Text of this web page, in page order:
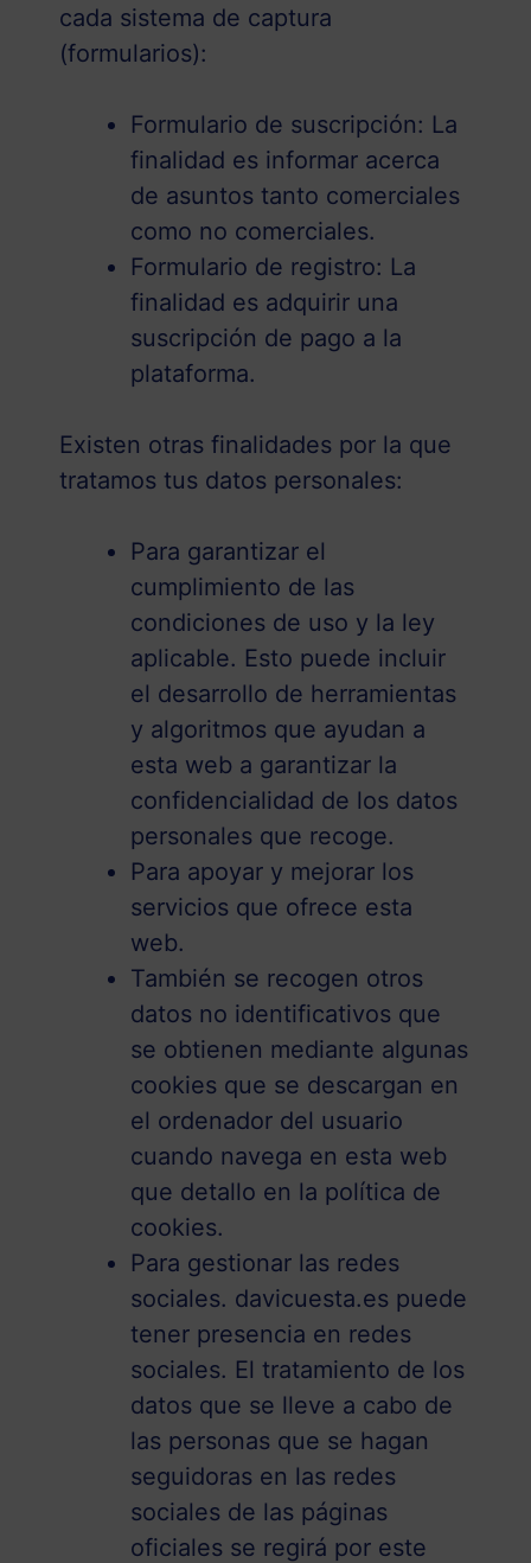
cada sistema de captura
(formularios):
Formulario de suscripción: La
finalidad es informar acerca
de asuntos tanto comerciales
como no comerciales.
Formulario de registro: La
finalidad es adquirir una
suscripción de pago a la
plataforma.
Existen otras finalidades por la que
tratamos tus datos personales:
Para garantizar el
cumplimiento de las
condiciones de uso y la ley
aplicable. Esto puede incluir
el desarrollo de herramientas
y algoritmos que ayudan a
esta web a garantizar la
confidencialidad de los datos
personales que recoge.
Para apoyar y mejorar los
servicios que ofrece esta
web.
También se recogen otros
datos no identificativos que
se obtienen mediante algunas
cookies que se descargan en
el ordenador del usuario
cuando navega en esta web
que detallo en la política de
cookies.
Para gestionar las redes
sociales. davicuesta.es puede
tener presencia en redes
sociales. El tratamiento de los
datos que se lleve a cabo de
las personas que se hagan
seguidoras en las redes
sociales de las páginas
oficiales se regirá por este